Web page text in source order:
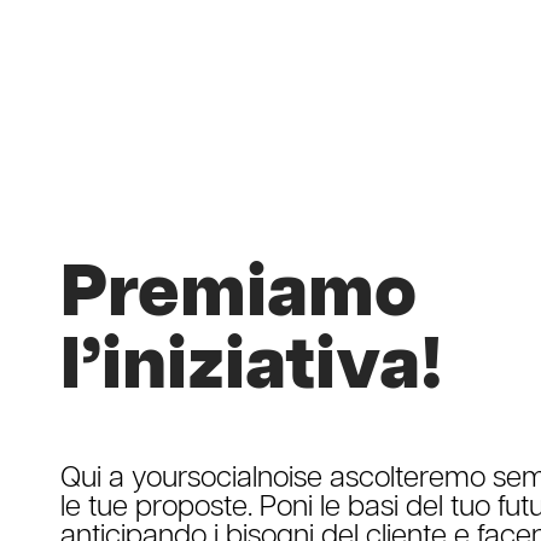
Premiamo
l’iniziativa!
Qui a yoursocialnoise ascolteremo
le tue proposte. Poni le basi del tuo